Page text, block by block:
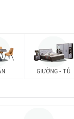
GIƯỜNG - TỦ